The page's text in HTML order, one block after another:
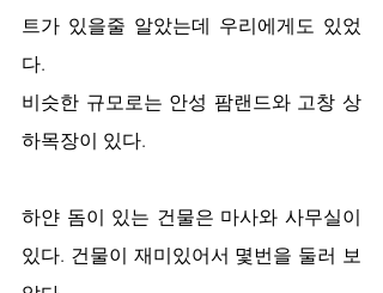
트가 있을줄 알았는데 우리에게도 있었
다.
비슷한 규모로는 안성 팜랜드와 고창 상
하목장이 있다.
하얀 돔이 있는 건물은 마사와 사무실이
있다. 건물이 재미있어서 몇번을 둘러 보